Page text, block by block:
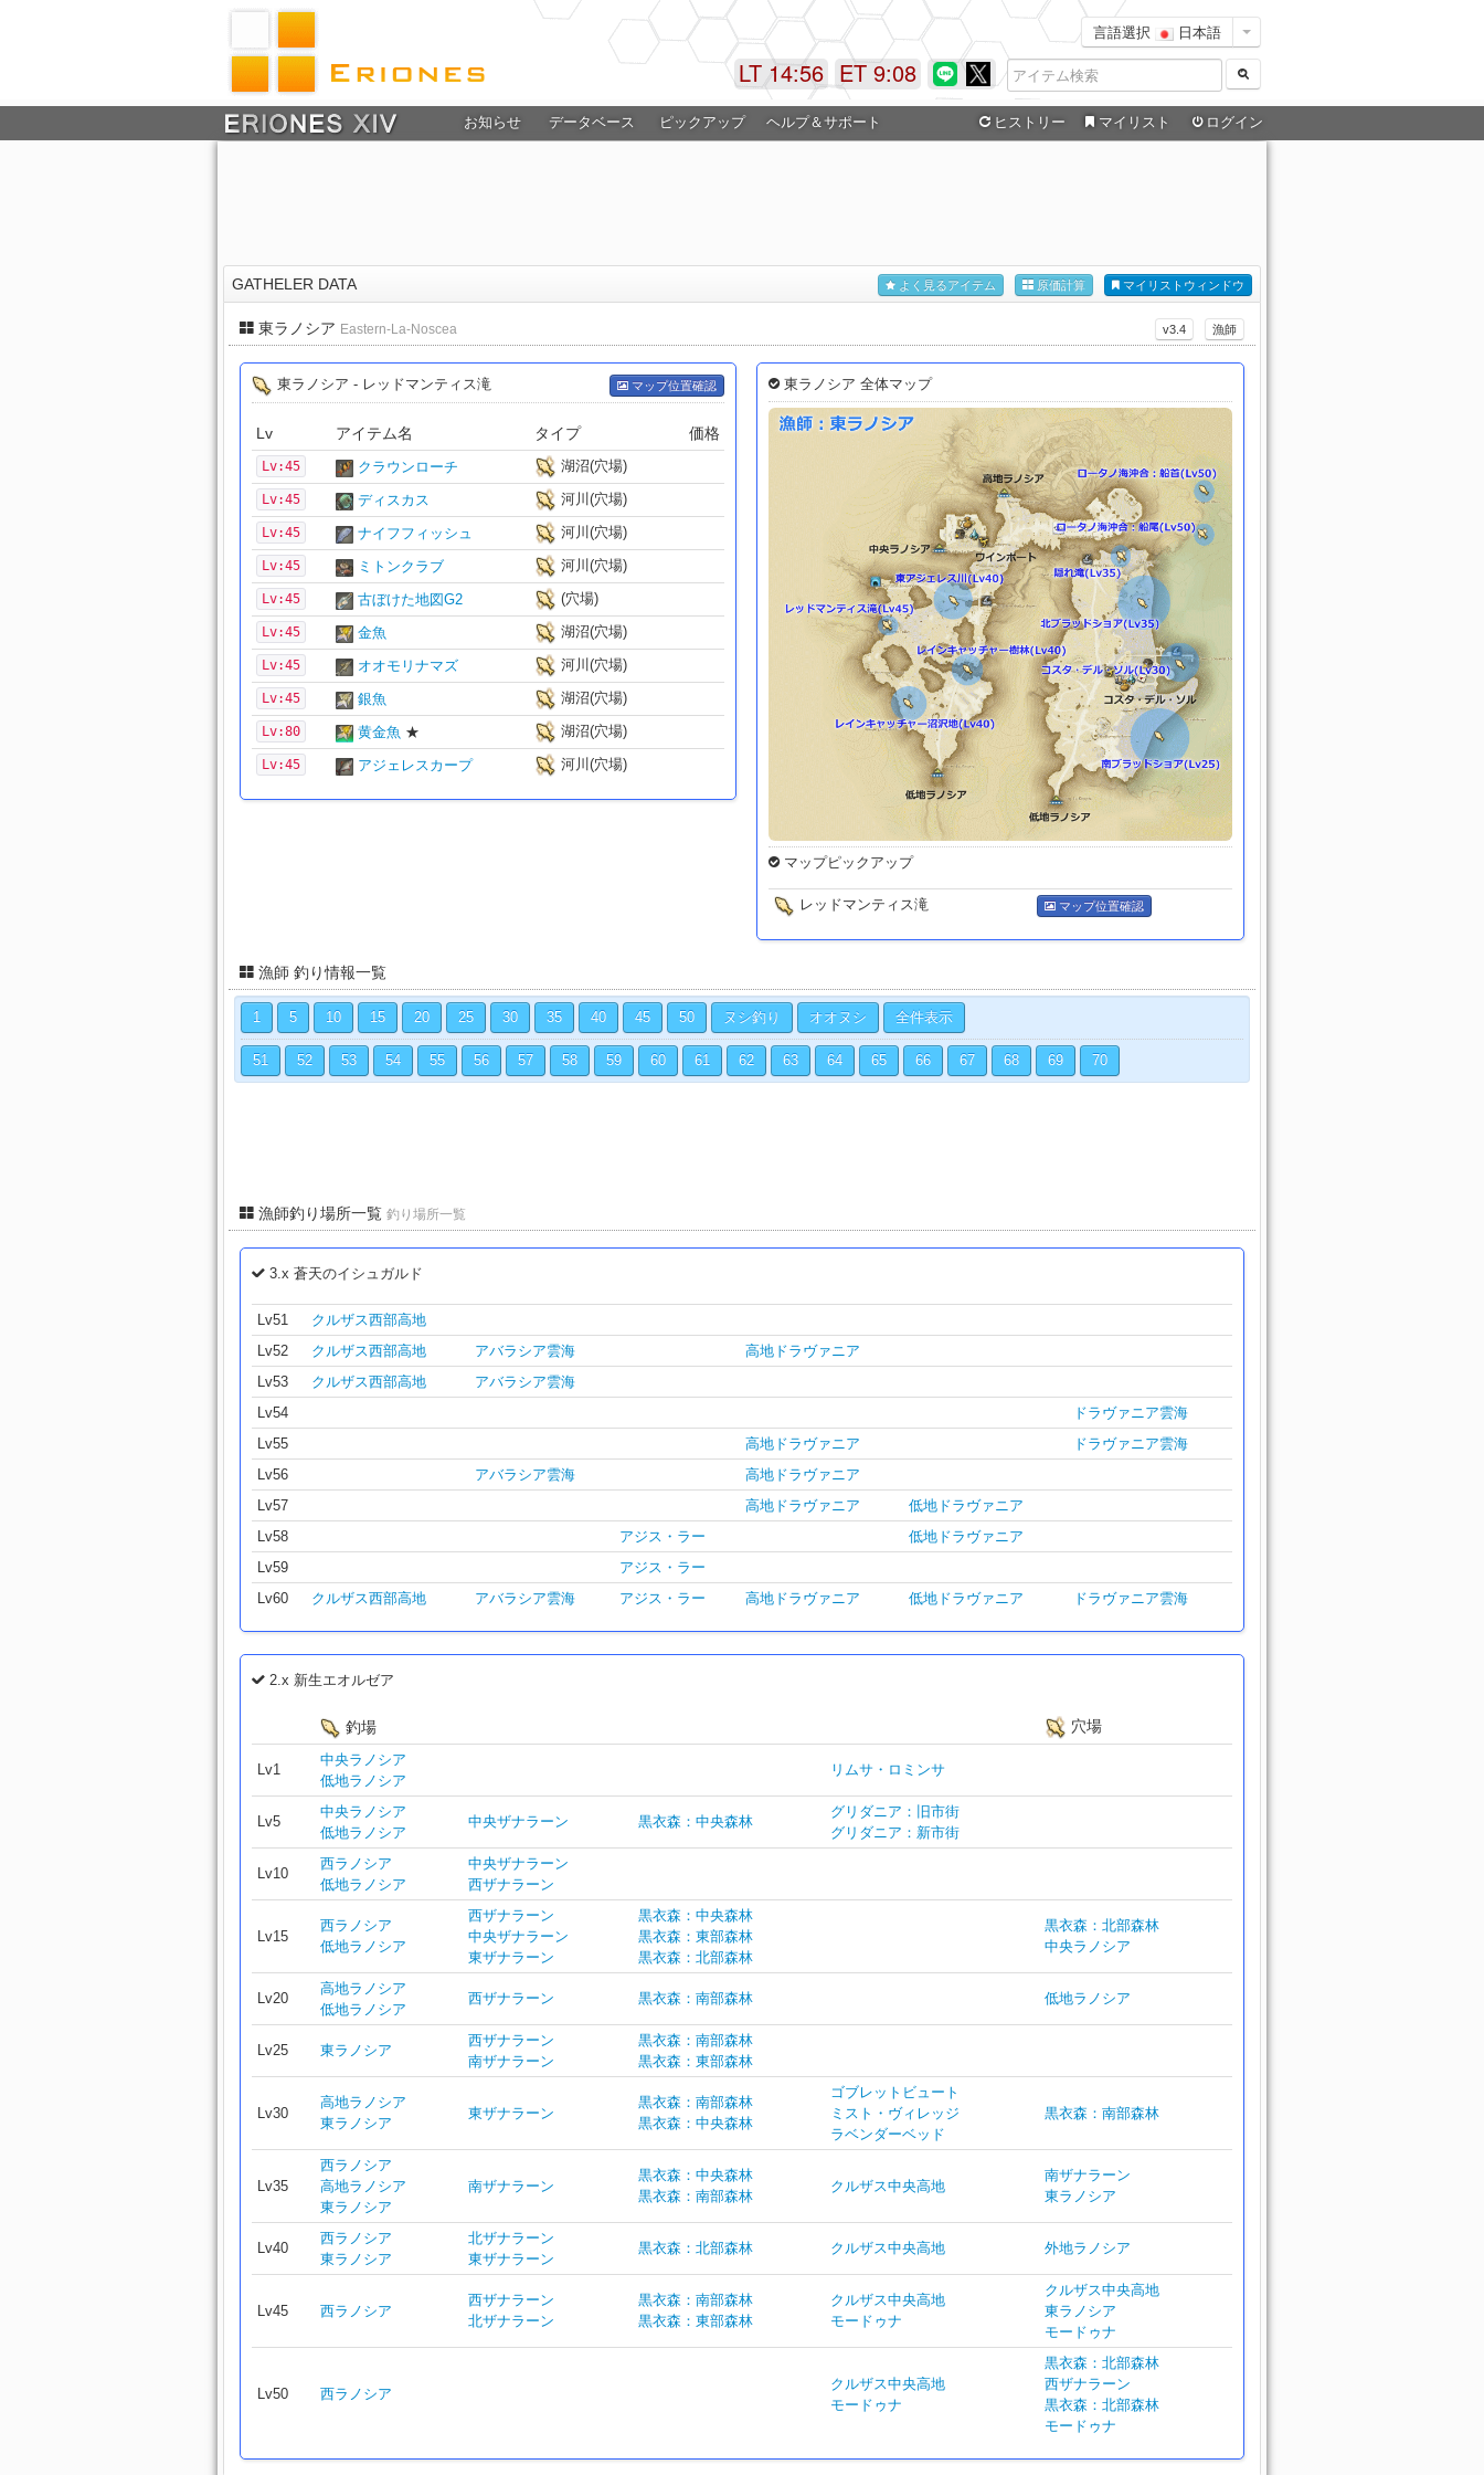
言語選択 日本語
ET 9:08
LT 14:56
お知らせ データベース ピックアップ ヘルプ＆サポート ヒストリー マイリスト ログイン
GATHELER DATA マイリストウィンドウ
原価計算
よく見るアイテム
東ラノシア Eastern-La-Noscea 漁師
v3.4
東ラノシア - レッドマンティス滝 マップ位置確認
Lv アイテム名 タイプ 価格
Lv:45 クラウンローチ 湖沼(穴場)
Lv:45 ディスカス 河川(穴場)
Lv:45 ナイフフィッシュ 河川(穴場)
Lv:45 ミトンクラブ 河川(穴場)
Lv:45 古ぼけた地図G2 (穴場)
Lv:45 金魚 湖沼(穴場)
Lv:45 オオモリナマズ 河川(穴場)
Lv:45 銀魚 湖沼(穴場)
Lv:80 黄金魚 ★ 湖沼(穴場)
Lv:45 アジェレスカープ 河川(穴場)
東ラノシア 全体マップ
マップピックアップ
レッドマンティス滝 マップ位置確認
漁師 釣り情報一覧
1 5 10 15 20 25 30 35 40 45 50 ヌシ釣り オオヌシ 全件表示
51 52 53 54 55 56 57 58 59 60 61 62 63 64 65 66 67 68 69 70
漁師釣り場所一覧 釣り場所一覧
3.x 蒼天のイシュガルド
Lv51
クルザス西部高地
Lv52
クルザス西部高地 アバラシア雲海
高地ドラヴァニア
Lv53
クルザス西部高地
アバラシア雲海
Lv54
ドラヴァニア雲海
Lv55
高地ドラヴァニア
ドラヴァニア雲海
Lv56
アバラシア雲海
高地ドラヴァニア
Lv57
高地ドラヴァニア
低地ドラヴァニア
Lv58
アジス・ラー
低地ドラヴァニア
Lv59
アジス・ラー
Lv60
クルザス西部高地 アバラシア雲海 アジス・ラー 高地ドラヴァニア 低地ドラヴァニア ドラヴァニア雲海
2.x 新生エオルゼア
釣場 穴場
Lv1
中央ラノシア
低地ラノシア
リムサ・ロミンサ
Lv5
中央ラノシア
低地ラノシア
中央ザナラーン 黒衣森：中央森林
グリダニア：旧市街
グリダニア：新市街
Lv10
西ラノシア
低地ラノシア
中央ザナラーン
西ザナラーン
Lv15
西ラノシア
低地ラノシア
西ザナラーン
中央ザナラーン
東ザナラーン
黒衣森：中央森林
黒衣森：東部森林
黒衣森：北部森林
黒衣森：北部森林
中央ラノシア
Lv20
高地ラノシア
低地ラノシア
西ザナラーン 黒衣森：南部森林 低地ラノシア
Lv25 東ラノシア
西ザナラーン
南ザナラーン
黒衣森：南部森林
黒衣森：東部森林
Lv30
高地ラノシア
東ラノシア
東ザナラーン
黒衣森：南部森林
黒衣森：中央森林
ゴブレットビュート
ミスト・ヴィレッジ
ラベンダーベッド
黒衣森：南部森林
Lv35
西ラノシア
高地ラノシア
東ラノシア
南ザナラーン
黒衣森：中央森林
黒衣森：南部森林
クルザス中央高地
南ザナラーン
東ラノシア
Lv40
西ラノシア
東ラノシア
北ザナラーン
東ザナラーン
黒衣森：北部森林 クルザス中央高地 外地ラノシア
Lv45 西ラノシア
西ザナラーン
北ザナラーン
黒衣森：南部森林
黒衣森：東部森林
クルザス中央高地
モードゥナ
クルザス中央高地
東ラノシア
モードゥナ
Lv50 西ラノシア
クルザス中央高地
モードゥナ
黒衣森：北部森林
西ザナラーン
黒衣森：北部森林
モードゥナ